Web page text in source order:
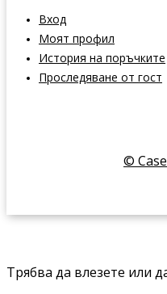
Вход
Моят профил
История на поръчките
Проследяване от гост
©
Трябва да влезете или